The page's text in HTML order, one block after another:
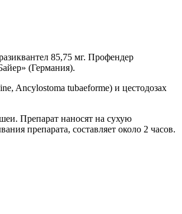
85,75 мг. Профендер
(Германия).
Ancylostoma tubaeforme) и цестодозах
Препарат наносят на сухую
препарата, составляет около 2 часов.